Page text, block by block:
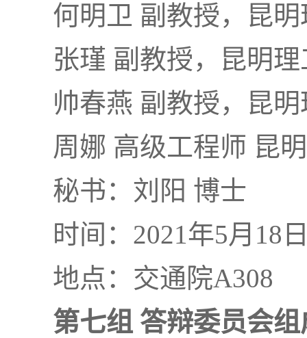
何明卫 副教授，昆
张瑾 副教授，昆明
帅春燕 副教授，昆
周娜 高级工程师 昆
秘书：刘阳 博士
时间：2021年5月18
地点：交通院A308
第七组 答辩委员会组